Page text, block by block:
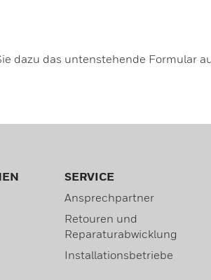
dazu das untenstehende Formular
SERVICE
Ansprechpartner
Retouren und
Reparaturabwicklung
Installationsbetriebe